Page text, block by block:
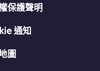
保護聲明
通知
圖